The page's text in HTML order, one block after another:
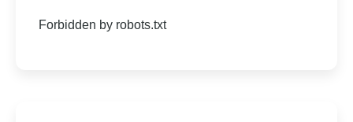
Forbidden by robots.txt